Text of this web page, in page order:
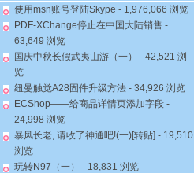
使用msn账号登陆Skype - 1,976,066 浏览
PDF-XChange停止在中国大陆销售 -
63,649 浏览
国庆中秋长假武夷山游（一）
- 42,521 浏
览
纽曼触觉A28固件升级方法 - 34,926 浏览
ECShop——给商品详情页添加字段 -
24,998 浏览
暴风长老, 请收了神通吧!(一)[转贴] - 19,510
浏览
玩转N97（一）
- 18,831 浏览